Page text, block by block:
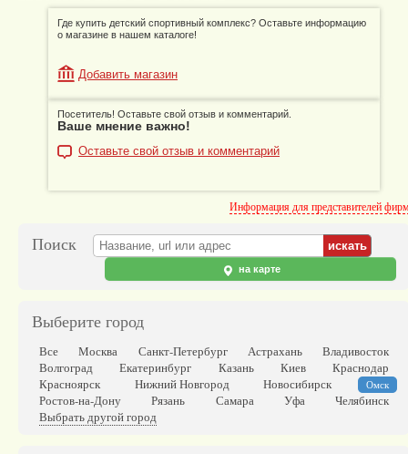
Где купить детский спортивный комплекс? Оставьте информацию
о магазине в нашем каталоге!
Добавить магазин
Посетитель! Оставьте свой отзыв и комментарий.
Ваше мнение важно!
Оставьте свой отзыв и комментарий
Информация для представителей
Поиск
на карте
Выберите город
Все Москва Санкт-Петербург Астрахань
Владивосток
Волгоград
Екатеринбург Казань Киев
Краснодар
Красноярск
Нижний Новгород Новосибирск Омск
Ростов-на-Дону Рязань Самара Уфа
Челябинск
Выбрать другой город